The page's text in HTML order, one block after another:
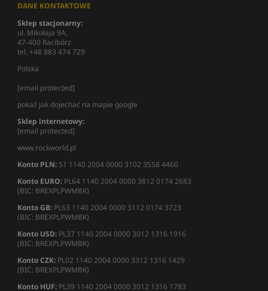
DANE KONTAKTOWE
Sklep stacjonarny:
ul. Mikołaja 9A,
47-400 Racibórz
tel. +48 883 474 729
Polska
[email protected]
pokaż jak dojechać na mapie google
Sklep internetowy:
[email protected]
www.rockworld.pl
Konto PLN: 51 1140 2004 0000 3102 3558 4460
Konto EURO: PL64 1140 2004 0000 3812 0174 2683
(BIC: BREXPLPWMBK)
Konto GB: PL63 1140 2004 0000 3112 0174 3723
(BIC: BREXPLPWMBK)
Konto USD: PL37 1140 2004 0000 3012 1316 1916
(BIC: BREXPLPWMBK)
Konto CZK: PL02 1140 2004 0000 3312 1316 1429
(BIC: BREXPLPWMBK)
Konto HUF: PL39 1140 2004 0000 3012 1316 1783